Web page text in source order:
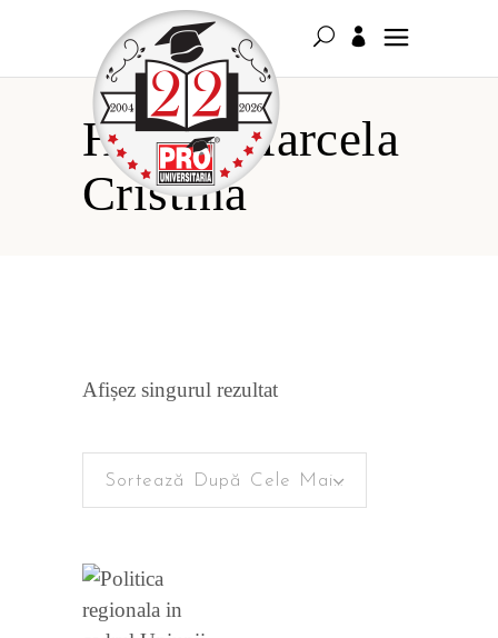
Hurjui Marcela
Cristina
Afișez singurul rezultat
Sortează După Cele Mai Recente